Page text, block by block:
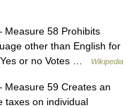
58 Prohibits
other than English for
Yes or no Votes …
Wikipedia
59 Creates an
taxes on individual